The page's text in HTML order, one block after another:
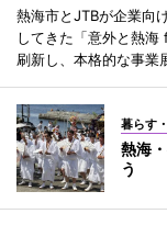
熱海市とJTBが企業向
してきた「意外と熱
刷新し、本格的な事業
暮らす
熱海
う